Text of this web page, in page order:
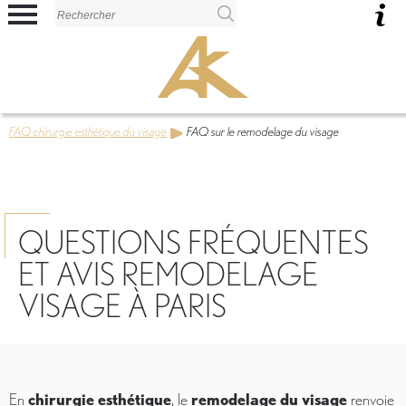
FAQ chirurgie esthétique du visage FAQ sur le remodelage du visage
QUESTIONS FRÉQUENTES
ET AVIS REMODELAGE
VISAGE À PARIS
En chirurgie esthétique, leremodelage du visage renvoie
Panneau de gestion des cookies